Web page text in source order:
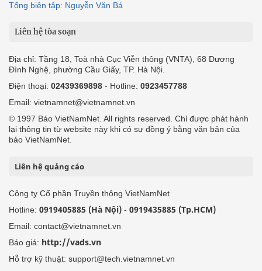
Tổng biên tập: Nguyễn Văn Bá
Liên hệ tòa soạn
Địa chỉ: Tầng 18, Toà nhà Cục Viễn thông (VNTA), 68 Dương
Đình Nghệ, phường Cầu Giấy, TP. Hà Nội.
Điện thoại: 02439369898 - Hotline: 0923457788
Email: vietnamnet@vietnamnet.vn
© 1997 Báo VietNamNet. All rights reserved. Chỉ được phát hành
lại thông tin từ website này khi có sự đồng ý bằng văn bản của
báo VietNamNet.
Liên hệ quảng cáo
Công ty Cổ phần Truyền thông VietNamNet
Hotline: 0919405885 (Hà Nội) - 0919435885 (Tp.HCM)
Email: contact@vietnamnet.vn
Báo giá: http://vads.vn
Hỗ trợ kỹ thuật: support@tech.vietnamnet.vn